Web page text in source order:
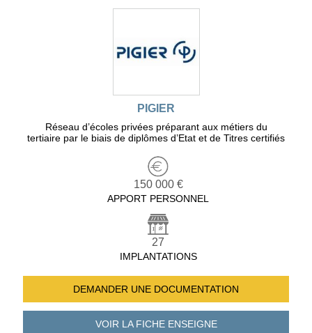
PIGIER
Réseau d’écoles privées préparant aux métiers du
tertiaire par le biais de diplômes d’Etat et de Titres certifiés
150 000 €
APPORT PERSONNEL
27
IMPLANTATIONS
DEMANDER UNE DOCUMENTATION
VOIR LA FICHEENSEIGNE